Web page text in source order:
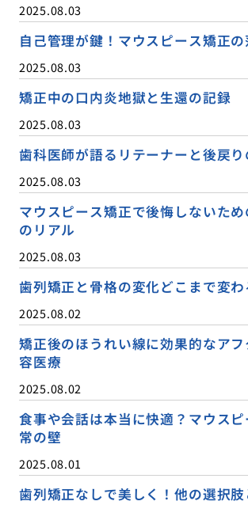
2025.08.03
自己管理が鍵！マウスピース矯正
2025.08.03
矯正中の口内炎地獄と生還の記録
2025.08.03
歯科医師が語るリテーナーと後戻り
2025.08.03
マウスピース矯正で後悔しないた
のリアル
2025.08.03
歯列矯正と骨格の変化どこまで変わ
2025.08.02
矯正後のほうれい線に効果的なア
容医療
2025.08.02
食事や会話は本当に快適？マウス
常の壁
2025.08.01
歯列矯正なしで美しく！他の選択